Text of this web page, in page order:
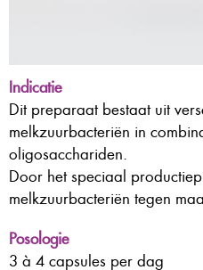
Indicatie
Dit preparaat bestaat uit
melkzuurbacteriën in
oligosacchariden.
Door het speciaal
melkzuurbacteriën tegen
Posologie
3 à 4 capsules per dag